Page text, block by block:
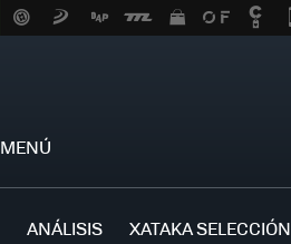
MENÚ
ANÁLISIS XATAKA SELECCIÓN